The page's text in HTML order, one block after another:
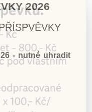
2026
- nutné uhradit